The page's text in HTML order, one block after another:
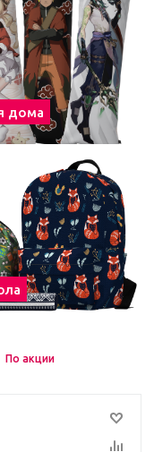
дома
По акции